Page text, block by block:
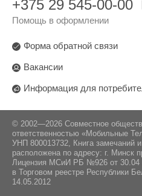
+375 29 545-00-00
Помощь в оформлении
Форма обратной связи
Вакансии
Информация для
© 2002—2026 Совместное
ответственностью «Мобильные
УНП 800013732, Книга замечаний
расположена по адресу: г. Минск
Лицензия МСиИ РБ №926 от 30.04
в Торговом реестре Республики
14.05.2012